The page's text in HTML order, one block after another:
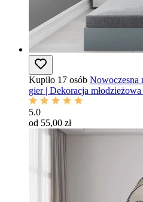
Kupiło 17 osób Nowoczesna
gier | Dekoracja
5.0
od 55,00 zł